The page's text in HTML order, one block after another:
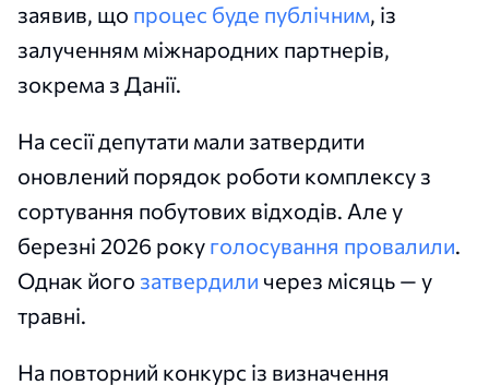
заявив, що процес буде публічним, із
залученням міжнародних партнерів,
зокрема з Данії.
На сесії депутати мали затвердити
оновлений порядок роботи комплексу з
сортування побутових відходів. Але у
березні 2026 року голосування провалили.
Однак його затвердили через місяць — у
травні.
На повторний конкурс із визначення